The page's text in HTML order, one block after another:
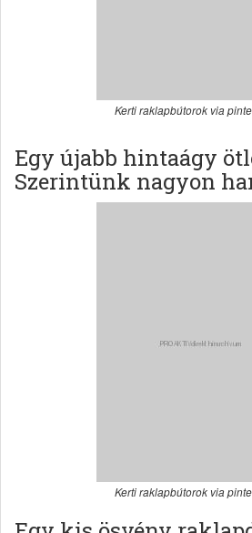
Kerti raklapbútorok via
Egy újabb hintaágy
Szerintünk nagyon
Kerti raklapbútorok via